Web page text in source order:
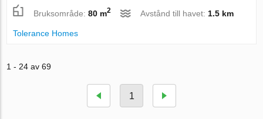
Bruksområde:80 m2 Avstånd till havet: 1.5 km
Tolerance Homes
1 - 24 av 69
1